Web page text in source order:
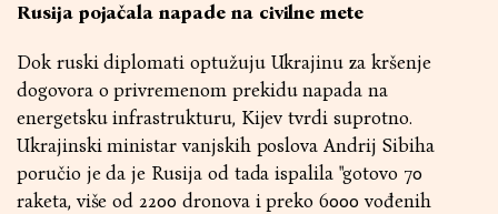
Rusija pojačala napade na civilne mete
Dok ruski diplomati optužuju Ukrajinu za kršenje
dogovora o privremenom prekidu napada na
energetsku infrastrukturu, Kijev tvrdi suprotno.
Ukrajinski ministar vanjskih poslova Andrij Sibiha
poručio je da je Rusija od tada ispalila "gotovo 70
raketa, više od 2200 dronova i preko 6000 vođenih